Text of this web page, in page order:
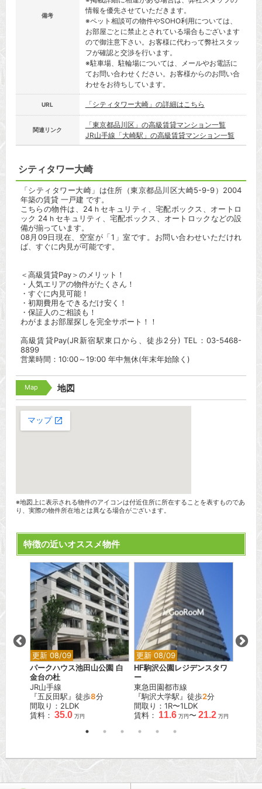
備考
情報を優先させていただきます。
※ペット相談可の物件やSOHO利用については、
お部屋ごとに禁止とされている場合もございます
ので御注意下さい。お客様に代わって弊社スタッ
フが確認と交渉を行います。
※駐車場、駐輪場については、メールやお電話に
てお問い合わせください。お客様からのお問い合
わせをお待ちしています。
URL 「シティタワー大崎」の詳細はこちら
関連リンク
「東京都品川区」の高級賃貸マンション一覧
JR山手線「大崎駅」の高級賃貸マンション一覧
シティタワー大崎
「シティタワー大崎」は住所（東京都品川区大崎5-9-9）2004
年築の賃貸 一戸建 です。
こちらの物件は、24ｈセキュリティ、宅配ボックス、オートロ
ック 24ｈセキュリティ、宅配ボックス、オートロックなどの設
備が揃っています。
08月09日現在、空室が「1」室です。お問い合わせいただけれ
ば、すぐに内見が可能です。
＜高級賃貸Pay＞のメリット！
・人気エリアの物件がたくさん！
・すぐに内見可能！
・初期費用をできるだけ安く！
・保証人のご相談も！
わがままお部屋探しを完全サポート！！
高級賃貸Pay(JR新宿駅東口から、徒歩2分) TEL：03-5468-
8899
営業時間：10:00～19:00 年中無休(年末年始除く)
Map 地図
※地図上に表示される物件のアイコンは付近住所に所在することを表すものであ
り、実際の物件所在地とは異なる場合がございます。
特徴の近いオススメ物件
更新 08/09
パークハウス池田山公園 白
金台の杜
JR山手線
『五反田駅』徒歩8分
間取り：2LDK
賃料： 35.0 万円
更新 08/09
HF駒沢公園レジデンスタワ
ー
東急田園都市線
『駒沢大学駅』徒歩2分
間取り：1R〜1LDK
賃料： 11.6 万円〜 21.2 万円